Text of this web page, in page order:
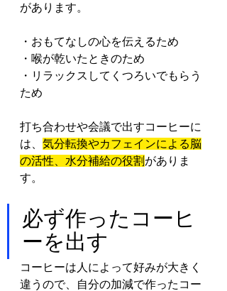
があります。
・おもてなしの心を伝えるため
・喉が乾いたときのため
・リラックスしてくつろいでもらう
ため
打ち合わせや会議で出すコーヒーに
は、 気分転換やカフェインによる脳
の活性、水分補給の役割 がありま
す。
必ず作ったコーヒ
ーを出す
コーヒーは人によって好みが大きく
違うので、自分の加減で作ったコー